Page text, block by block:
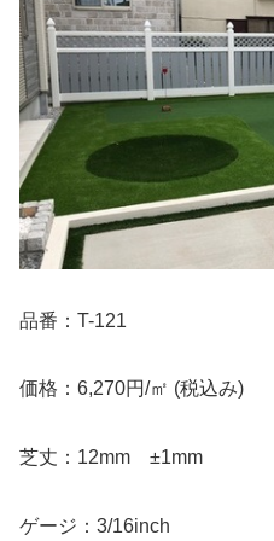
品番：T-121
価格：6,270円/㎡ (税込み)
芝丈：12mm ±1mm
ゲージ：3/16inch